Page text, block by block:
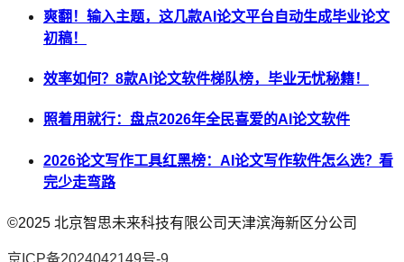
爽翻！输入主题，这几款AI论文平台自动生成毕业论文
初稿！
效率如何？8款AI论文软件梯队榜，毕业无忧秘籍！
照着用就行：盘点2026年全民喜爱的AI论文软件
2026论文写作工具红黑榜：AI论文写作软件怎么选？看
完少走弯路
©2025 北京智思未来科技有限公司天津滨海新区分公司
京ICP备2024042149号-9